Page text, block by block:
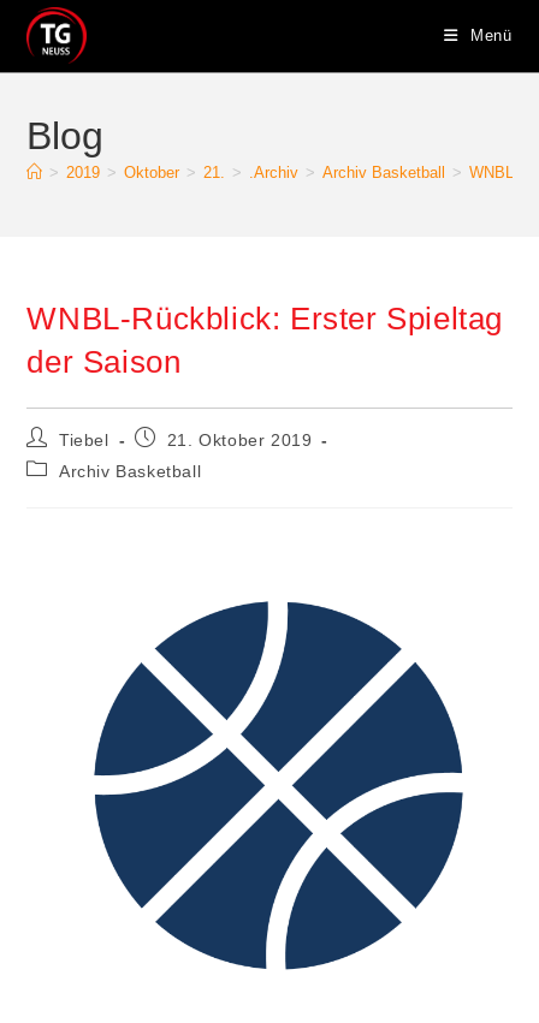
Inhalt
springen
Menü
Blog
> 2019 > Oktober > 21. > .Archiv > Archiv Basketball > WNBL-
WNBL-Rückblick: Erster Spieltag
der Saison
Beitrags-
Autor:
Tiebel
Beitrag21. Oktober 2019
Beitrags-
Archiv Basketball